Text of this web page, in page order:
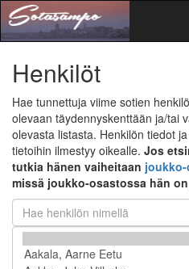
Henkilöt
Hae tunnettuja viime sotien
olevaan täydennyskenttään ja/tai
olevasta listasta. Henkilön tiedot
tietoihin ilmestyy oikealle. Jos
tutkia hänen vaiheitaan
missä joukko-osastossa hän